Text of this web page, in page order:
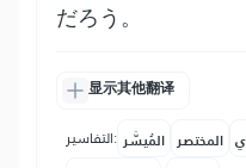
だろう。
显示其他翻译
التفاسير: المُيسَّر المختصر